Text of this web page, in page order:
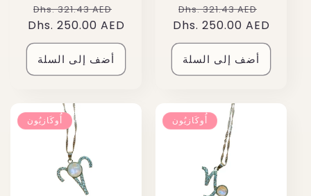
سعر
عادي
Dhs. 321.43 AED
البيعDhs. 250.00 AED
أضف إلى السلة
سعر
عادي
Dhs. 321.43 AED
البيعDhs. 250.00 AED
أضف إلى السلة
أُوكَازيُون أُوكَازيُون